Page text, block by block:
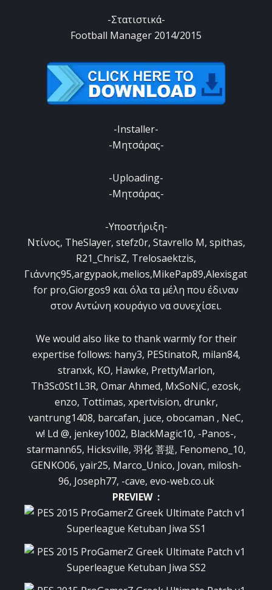
-Στατιστικά-
Football Manager 2014/2015
-Installer-
-Μητσάρας-
-Uploading-
-Mητσάρας-
-Yποστήριξη-
Ντίνος, TheSlayer, stefz0r, Stavrello M, spithas,
R21_ChrisZ, Trelosaektzis,
for pro,Giorgos9 και όλα τα μέλη που έδιναν
στον Αντώνη κουράγιο να συνεχίσει.
We would also like to thank warmly for their
expertise follows: hany3, PEStinatoR, milan84,
stranxk, KO, Hawke, PrettyMarlon,
Th3Sc0St1L3R, Omar Ahmed, MxSoNiC, ezosk,
enzo, Tottimas, xpertvision, drunkr,
vantrung1408, barcafan, juce, obocaman , NeC,
w! Ld @, jenkey1002, BlackMagic10, -Panos-,
starmann65, Hicksville, 羽化 菩提, Fenomeno_10,
GENKO06, yair25, Marco_Unico, Jovan, milosh-
96, Joseph77, -cave, evo-web.co.uk
PREVIEW :